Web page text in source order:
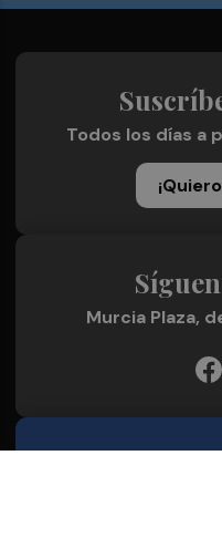
Todos los días a
Murcia Plaza,